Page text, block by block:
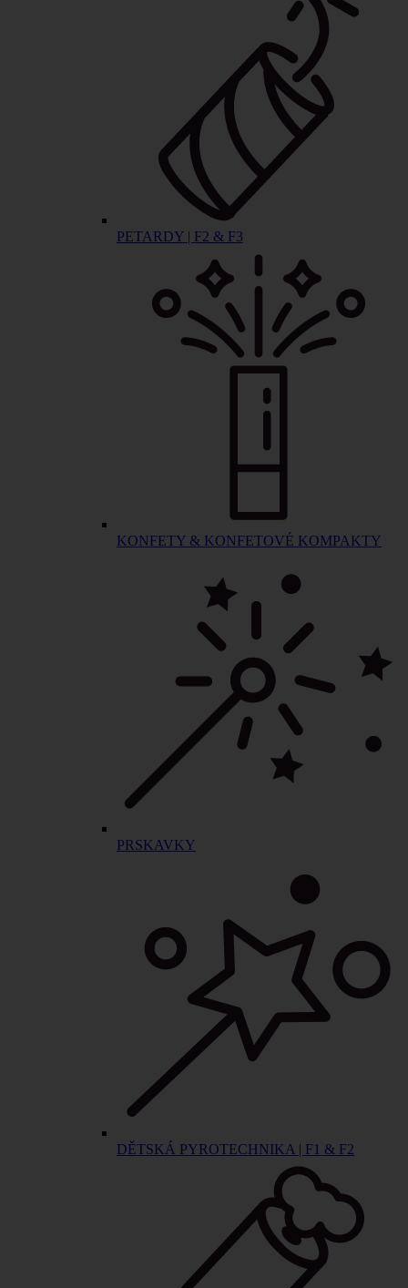
PETARDY | F2 & F3
KONFETY & KONFETOVÉ KOMPAKTY
PRSKAVKY
DĚTSKÁ PYROTECHNIKA | F1 & F2